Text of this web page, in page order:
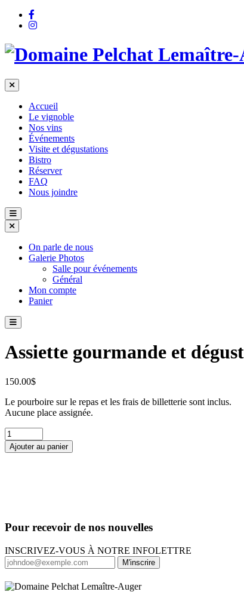
Accueil
Le vignoble
Nos vins
Événements
Visite et dégustations
Bistro
Réserver
FAQ
Nous joindre
On parle de nous
Galerie Photos
Salle pour événements
Général
Mon compte
Panier
Assiette gourmande et
150.00$
Le pourboire sur le repas et les frais de billetterie sont inclus.
Aucune place assignée.
quantité
de
Assiette
Section
Ajouter au panier
Pour recevoir de nos nouvelles
INSCRIVEZ-VOUS À NOTRE INFOLETTRE
M'inscrire